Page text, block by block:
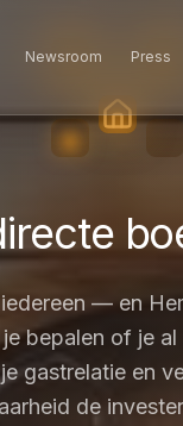
Newsroom Press
— en
bepalen of je
gastrelatie en
de